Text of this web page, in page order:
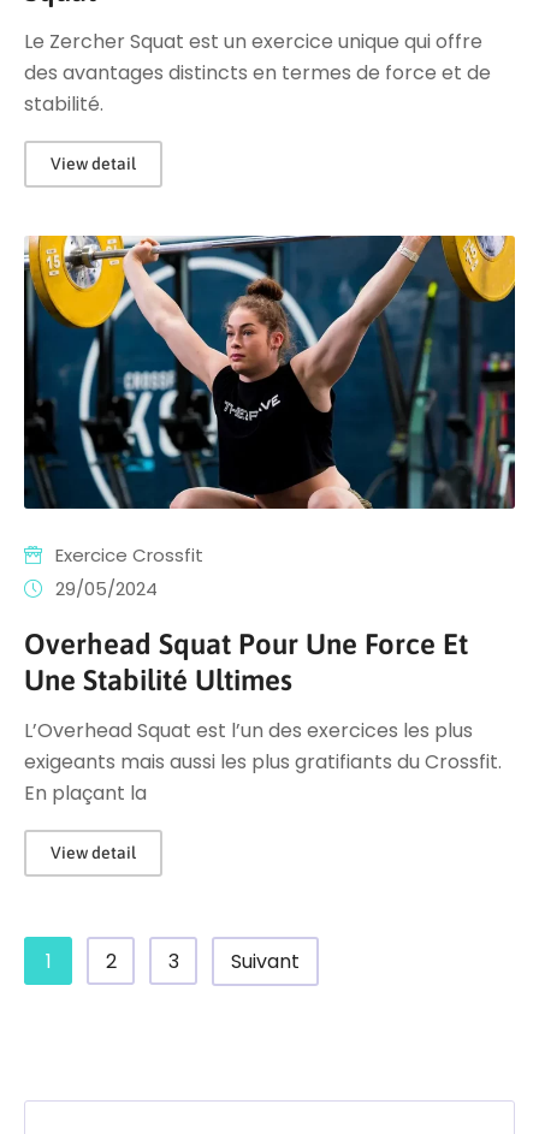
Le Zercher Squat est un exercice unique qui offre
des avantages distincts en termes de force et de
stabilité.
View detail
Exercice Crossfit
29/05/2024
Overhead Squat Pour Une Force Et
Une Stabilité Ultimes
L’Overhead Squat est l’un des exercices les plus
exigeants mais aussi les plus gratifiants du Crossfit.
En plaçant la
View detail
1 2 3 Suivant